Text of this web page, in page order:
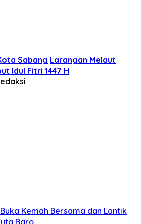
Sabang Larangan Melaut
Idul Fitri 1447 H
Kemah Bersama dan Lantik